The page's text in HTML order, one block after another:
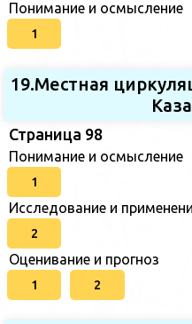
Понимание и осмысление
1
19.Местная
Страница 98
Понимание и осмысление
1
Исследование и
2
Оценивание и прогноз
1 2